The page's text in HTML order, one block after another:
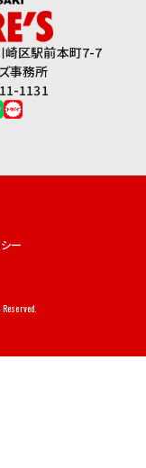
崎区駅前本町7-7
事務所
1131
ー